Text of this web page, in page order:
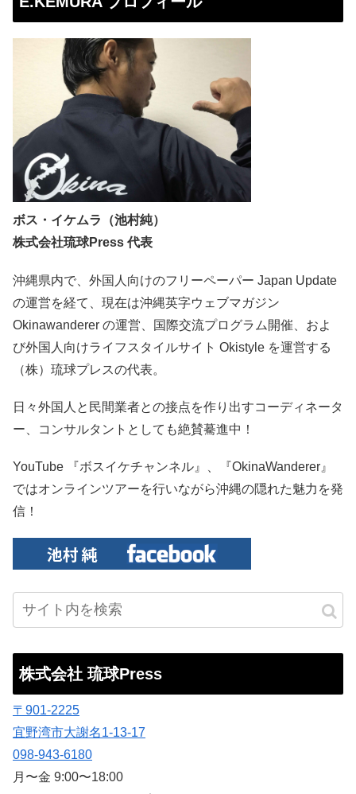
ボス・イケムラ（池村純）
株式会社琉球Press 代表
沖縄県内で、外国人向けのフリーペーパー Japan Update
の運営を経て、現在は沖縄英字ウェブマガジン
Okinawanderer の運営、国際交流プログラム開催、およ
び外国人向けライフスタイルサイト Okistyle を運営する
（株）琉球プレスの代表。
日々外国人と民間業者との接点を作り出すコーディネータ
ー、コンサルタントとしても絶賛驀進中！
YouTube 『ボスイケチャンネル』、『OkinaWanderer』
ではオンラインツアーを行いながら沖縄の隠れた魅力を発
信！
株式会社 琉球Press
〒901-2225
宜野湾市大謝名1-13-17
098-943-6180
月〜金 9:00〜18:00